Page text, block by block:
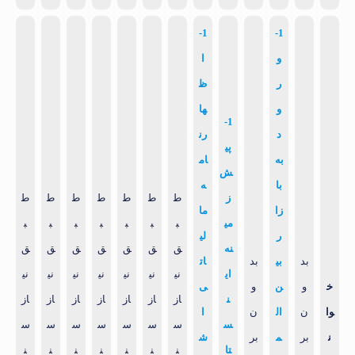
خ
وا
ن
بد
و
ن
بر
1-
و
ر
و
د
به
با
زا
ر
بی
ن‌
ال
م
بد
و
ن
بر
1-
پی
ش
ز
می
نه
ای
ن
س
تا
1-
ظ
ها
رن
ام
ه
ما
لی
ات
ی
ش
ط
ب
ق
نی
از
س
ن
ط
ب
ق
نی
از
س
ن
ط
ب
ق
نی
از
س
ن
ط
ب
ق
نی
از
س
ن
ط
ب
ق
نی
از
س
ن
ط
ب
ق
نی
از
س
ن
ط
ب
ق
نی
از
س
ن